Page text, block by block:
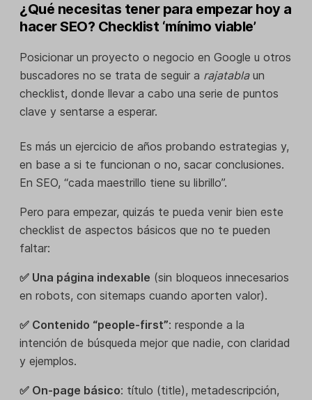
¿Qué necesitas tener para empezar hoy a
hacer SEO? Checklist ‘mínimo viable’
Posicionar un proyecto o negocio en Google u otros
buscadores no se trata de seguir a rajatablaun
checklist, donde llevar a cabo una serie de puntos
clave y sentarse a esperar.
Es más un ejercicio de años probando estrategias y,
en base a si te funcionan o no, sacar conclusiones.
En SEO, “cada maestrillo tiene su librillo”.
Pero para empezar, quizás te pueda venir bien este
checklist de aspectos básicos que no te pueden
faltar:
✅ Una página indexable (sin bloqueos innecesarios
en robots, con sitemaps cuando aporten valor).
✅ Contenido “people-first”: responde a la
intención de búsqueda mejor que nadie, con claridad
y ejemplos.
✅ On-page básico: título (title), metadescripción,